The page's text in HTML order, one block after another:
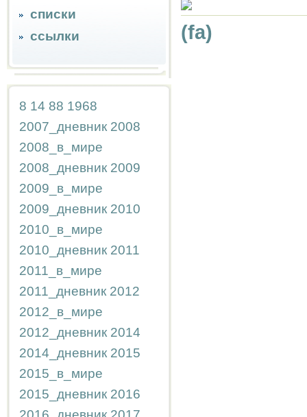
списки
ссылки
8 14 88 1968
2007_дневник 2008
2008_в_мире
2008_дневник 2009
2009_в_мире
2009_дневник 2010
2010_в_мире
2010_дневник 2011
2011_в_мире
2011_дневник 2012
2012_в_мире
2012_дневник 2014
2014_дневник 2015
2015_в_мире
2015_дневник 2016
(fa)